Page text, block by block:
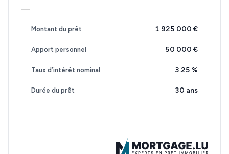
—
Montant du prêt 1 925 000 €
Apport personnel 50 000 €
Taux d’intérêt nominal 3.25 %
Durée du prêt 30 ans